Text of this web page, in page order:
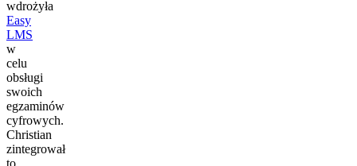
wdrożyła
Easy
LMS
w
celu
obsługi
swoich
egzaminów
cyfrowych.
Christian
zintegrował
to